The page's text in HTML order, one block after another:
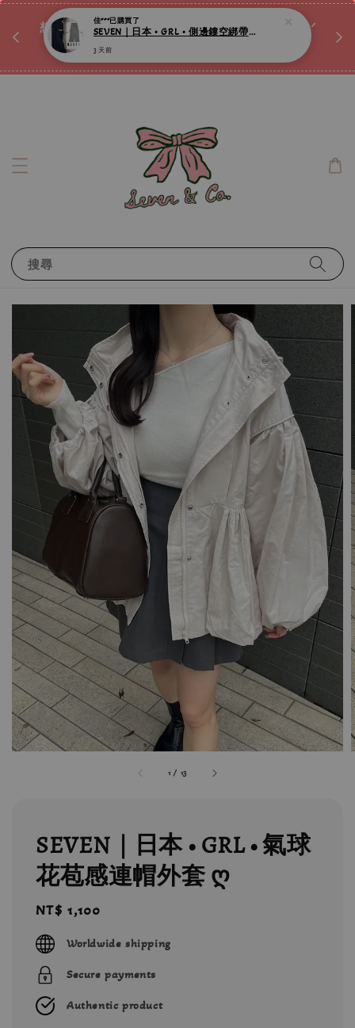
想訂製屬於自己的『水晶手鍊』嗎ꕀ♡ 私訊我們.ᐟ.ᐟ
搜尋
1 / 13
SEVEN｜日本 • GRL • 氣球
花苞感連帽外套 ღ
Regular
price
NT$ 1,100
Worldwide shipping
Secure payments
Authentic product